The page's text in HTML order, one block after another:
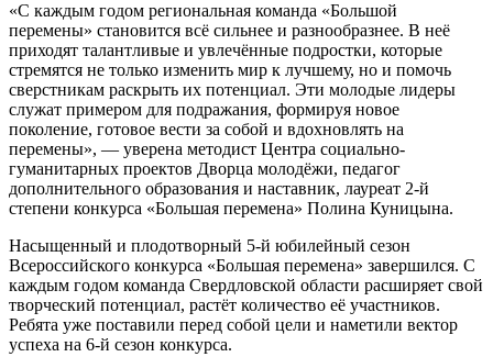
«С каждым годом региональная команда «Большой
перемены» становится всё сильнее и разнообразнее. В неё
приходят талантливые и увлечённые подростки, которые
стремятся не только изменить мир к лучшему, но и помочь
сверстникам раскрыть их потенциал. Эти молодые лидеры
служат примером для подражания, формируя новое
поколение, готовое вести за собой и вдохновлять на
перемены», — уверена методист Центра социально-
гуманитарных проектов Дворца молодёжи, педагог
дополнительного образования и наставник, лауреат 2-й
степени конкурса «Большая перемена» Полина Куницына.
Насыщенный и плодотворный 5-й юбилейный сезон
Всероссийского конкурса «Большая перемена» завершился. С
каждым годом команда Свердловской области расширяет свой
творческий потенциал, растёт количество её участников.
Ребята уже поставили перед собой цели и наметили вектор
успеха на 6-й сезон конкурса.